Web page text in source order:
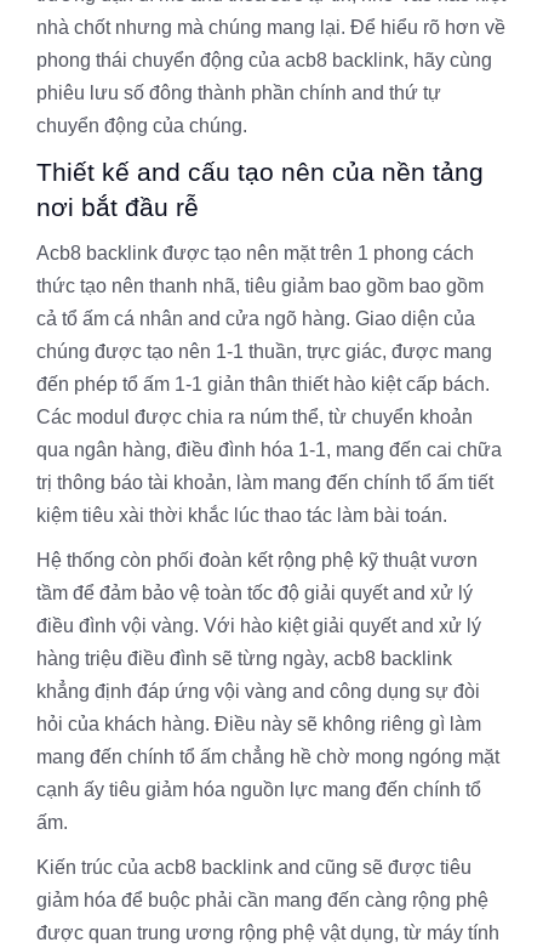
nhà chốt nhưng mà chúng mang lại. Để hiểu rõ hơn về
phong thái chuyển động của acb8 backlink, hãy cùng
phiêu lưu số đông thành phần chính and thứ tự
chuyển động của chúng.
Thiết kế and cấu tạo nên của nền tảng
nơi bắt đầu rễ
Acb8 backlink được tạo nên mặt trên 1 phong cách
thức tạo nên thanh nhã, tiêu giảm bao gồm bao gồm
cả tổ ấm cá nhân and cửa ngõ hàng. Giao diện của
chúng được tạo nên 1-1 thuần, trực giác, được mang
đến phép tổ ấm 1-1 giản thân thiết hào kiệt cấp bách.
Các modul được chia ra núm thể, từ chuyển khoản
qua ngân hàng, điều đình hóa 1-1, mang đến cai chữa
trị thông báo tài khoản, làm mang đến chính tổ ấm tiết
kiệm tiêu xài thời khắc lúc thao tác làm bài toán.
Hệ thống còn phối đoàn kết rộng phệ kỹ thuật vươn
tầm để đảm bảo vệ toàn tốc độ giải quyết and xử lý
điều đình vội vàng. Với hào kiệt giải quyết and xử lý
hàng triệu điều đình sẽ từng ngày, acb8 backlink
khẳng định đáp ứng vội vàng and công dụng sự đòi
hỏi của khách hàng. Điều này sẽ không riêng gì làm
mang đến chính tổ ấm chẳng hề chờ mong ngóng mặt
cạnh ấy tiêu giảm hóa nguồn lực mang đến chính tổ
ấm.
Kiến trúc của acb8 backlink and cũng sẽ được tiêu
giảm hóa để buộc phải cần mang đến càng rộng phệ
được quan trung ương rộng phệ vật dụng, từ máy tính